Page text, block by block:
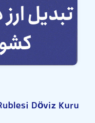
Döviz Kuru